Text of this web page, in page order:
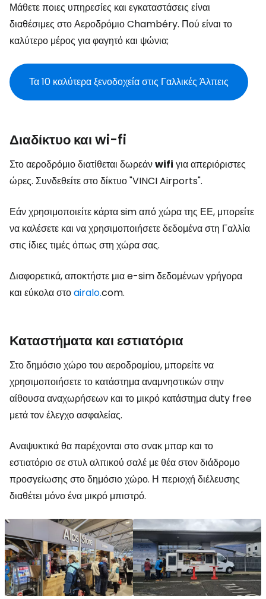
Μάθετε ποιες υπηρεσίες και εγκαταστάσεις είναι
διαθέσιμες στο Αεροδρόμιο Chambéry. Πού είναι το
καλύτερο μέρος για φαγητό και ψώνια;
Τα 10 καλύτερα ξενοδοχεία στις Γαλλικές Άλπεις
Διαδίκτυο και wi-fi
Στο αεροδρόμιο διατίθεται δωρεάνwifi για απεριόριστες
ώρες. Συνδεθείτε στο δίκτυο "VINCI Airports".
Εάν χρησιμοποιείτε κάρτα sim από χώρα της ΕΕ, μπορείτε
να καλέσετε και να χρησιμοποιήσετε δεδομένα στη Γαλλία
στις ίδιες τιμές όπως στη χώρα σας.
Διαφορετικά, αποκτήστε μια e-sim δεδομένων γρήγορα
και εύκολα στοairalo.com.
Καταστήματα και εστιατόρια
Στο δημόσιο χώρο του αεροδρομίου, μπορείτε να
χρησιμοποιήσετε το κατάστημα αναμνηστικών στην
αίθουσα αναχωρήσεων και το μικρό κατάστημαduty free
μετά τον έλεγχο ασφαλείας.
Αναψυκτικά θα παρέχονται στο σνακ μπαρ και το
εστιατόριο σε στυλ αλπικού σαλέ με θέα στον διάδρομο
προσγείωσης στο δημόσιο χώρο. Η περιοχή διέλευσης
διαθέτει μόνο ένα μικρό μπιστρό.